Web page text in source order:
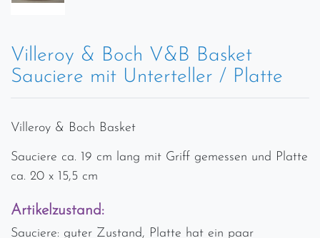
Villeroy & Boch V&B Basket
Sauciere mit Unterteller / Platte
Villeroy & Boch Basket
Sauciere ca. 19 cm lang mit Griff gemessen und Platte
ca. 20 x 15,5 cm
Artikelzustand:
Sauciere: guter Zustand, Platte hat ein paar